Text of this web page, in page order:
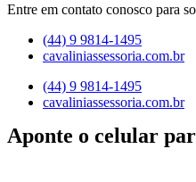
Entre em contato conosco para
(44) 9 9814-1495
cavaliniassessoria.com.br
(44) 9 9814-1495
cavaliniassessoria.com.br
Aponte o celular